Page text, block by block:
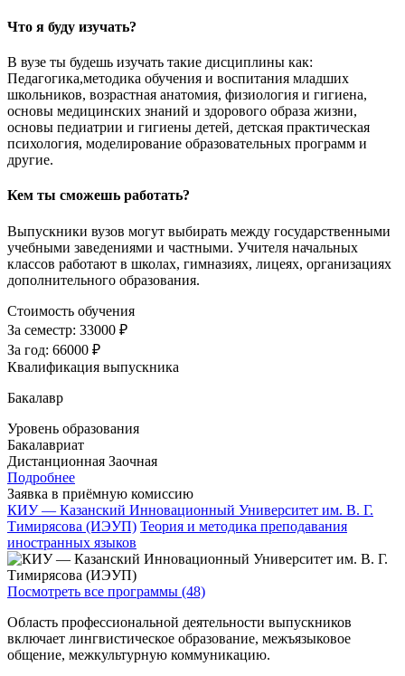
Что я буду изучать?
В вузе ты будешь изучать такие дисциплины как:
Педагогика,методика обучения и воспитания младших
школьников, возрастная анатомия, физиология и гигиена,
основы медицинских знаний и здорового образа жизни,
основы педиатрии и гигиены детей, детская практическая
психология, моделирование образовательных программ и
другие.
Кем ты сможешь работать?
Выпускники вузов могут выбирать между государственными
учебными заведениями и частными. Учителя начальных
классов работают в школах, гимназиях, лицеях, организациях
дополнительного образования.
Стоимость обучения
За семестр: 33000 ₽
За год: 66000 ₽
Квалификация выпускника
Бакалавр
Уровень образования
Бакалавриат
Дистанционная Заочная
Подробнее
Заявка в приёмную комиссию
КИУ — Казанский Инновационный Университет им. В. Г.
Тимирясова (ИЭУП) Теория и методика преподавания
иностранных языков
Посмотреть все программы (48)
Область профессиональной деятельности выпускников
включает лингвистическое образование, межъязыковое
общение, межкультурную коммуникацию.